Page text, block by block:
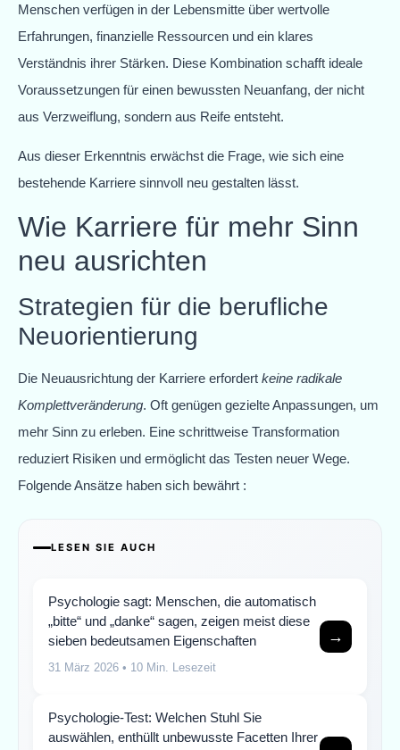
Menschen verfügen in der Lebensmitte über wertvolle
Erfahrungen, finanzielle Ressourcen und ein klares
Verständnis ihrer Stärken. Diese Kombination schafft ideale
Voraussetzungen für einen bewussten Neuanfang, der nicht
aus Verzweiflung, sondern aus Reife entsteht.
Aus dieser Erkenntnis erwächst die Frage, wie sich eine
bestehende Karriere sinnvoll neu gestalten lässt.
Wie Karriere für mehr Sinn
neu ausrichten
Strategien für die berufliche
Neuorientierung
Die Neuausrichtung der Karriere erfordert keine radikale
Komplettveränderung. Oft genügen gezielte Anpassungen, um
mehr Sinn zu erleben. Eine schrittweise Transformation
reduziert Risiken und ermöglicht das Testen neuer Wege.
Folgende Ansätze haben sich bewährt :
LESEN SIE AUCH
Psychologie sagt: Menschen, die automatisch
„bitte“ und „danke“ sagen, zeigen meist diese
sieben bedeutsamen Eigenschaften
31 März 2026 • 10 Min. Lesezeit
→
Psychologie-Test: Welchen Stuhl Sie
auswählen, enthüllt unbewusste Facetten Ihrer